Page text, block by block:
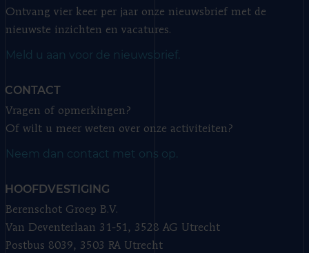
Ontvang vier keer per jaar onze nieuwsbrief met de
nieuwste inzichten en vacatures.
Meld u aan voor de nieuwsbrief.
CONTACT
Vragen of opmerkingen?
Of wilt u meer weten over onze activiteiten?
Neem dan contact met ons op.
HOOFDVESTIGING
Berenschot Groep B.V.
Van Deventerlaan 31-51, 3528 AG Utrecht
Postbus 8039, 3503 RA Utrecht